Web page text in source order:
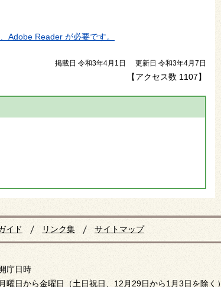
Adobe Reader が必要です。
掲載日 令和3年4月1日 更新日 令和3年4月7日
【アクセス数 1107】
イド リンク集 サイトマップ
庁日時
月曜日から金曜日（土日祝日、12月29日から1月3日を除く）